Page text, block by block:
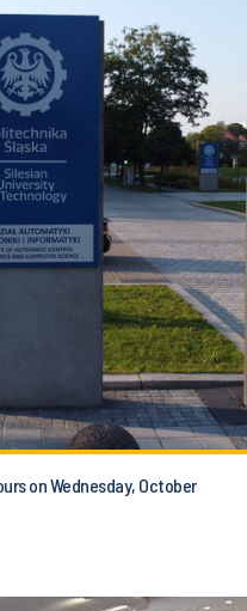
on Wednesday, October